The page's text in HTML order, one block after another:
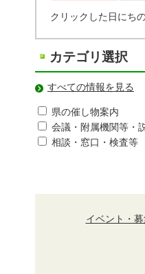
クリックした日にち
カテゴリ選択
すべての情報を見る
県の催し物案内
会議・附属機関等・
相談・窓口・検査等
イベント・